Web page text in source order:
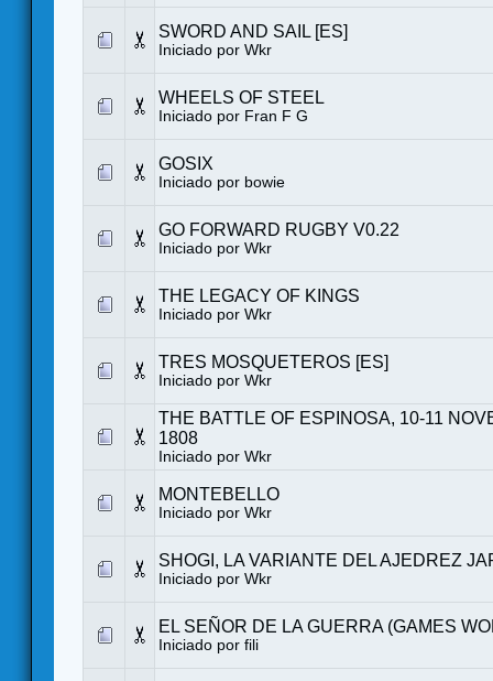
SWORD AND SAIL [ES]
Iniciado por Wkr
WHEELS OF STEEL
Iniciado por Fran F G
GOSIX
Iniciado por bowie
GO FORWARD RUGBY V0.22
Iniciado por Wkr
THE LEGACY OF KINGS
Iniciado por Wkr
TRES MOSQUETEROS [ES]
Iniciado por Wkr
THE BATTLE OF ESPINOSA, 10-11
1808
Iniciado por Wkr
MONTEBELLO
Iniciado por Wkr
SHOGI, LA VARIANTE DEL AJEDREZ
Iniciado por Wkr
EL SEÑOR DE LA GUERRA (GAMES
Iniciado por fili